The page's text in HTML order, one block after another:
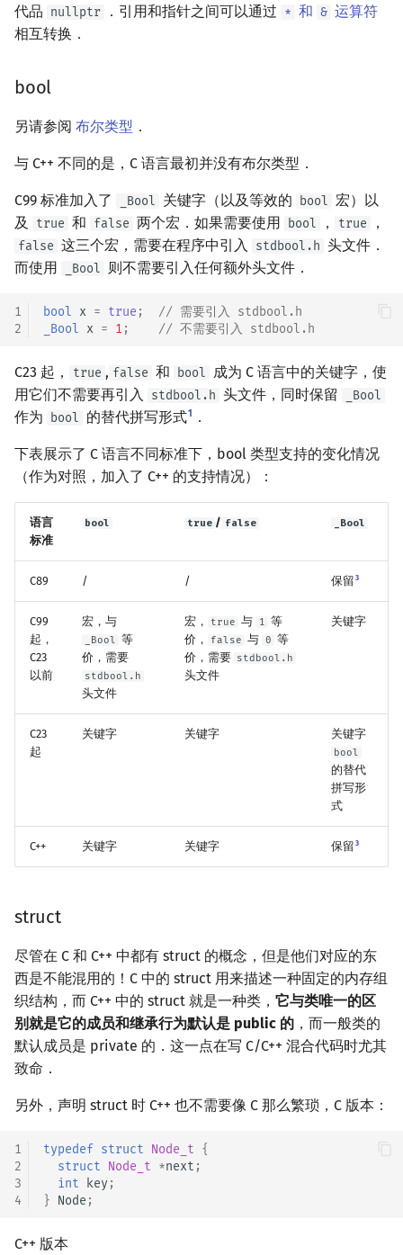
其它 DP 方法
Manacher
最小表示法
Lyndon 分解
Main–Lorentz 算法
同余方程
离散对数
高次剩余 & 单位根
数论分块
莫比乌斯反演
杜教筛
Min_25 筛
洲阁筛
连分数
指数生成函数
抽象代数
数值算法
序理论
杨氏矩阵
Berlekamp–Massey 算法
跳表
K-D Tree
动态树
析合树
手指树
霍夫曼树
2-SAT
二分图
平面图
弦图
网络流
图的匹配
Prüfer 序列
矩阵树定理
LGV 引理
最大团搜索算法
图上随机游走
15-puzzle
空间优化简介
代品 nullptr ．引用和指针之间可以通过 * 和 & 运算符
相互转换．
bool
另请参阅 布尔类型 ．
与 C++ 不同的是，C 语言最初并没有布尔类型．
C99 标准加入了 _Bool 关键字（以及等效的 bool 宏）以
及
true 和 false 两个宏．如果需要使用 bool ， true ，
false 这三个宏，需要在程序中引入 stdbool.h 头文件．
而使用
_Bool 则不需要引入任何额外头文件．
1
2
bool x = true ;
// 需要引入 stdbool.h
_Bool x = 1 ; // 不需要引入 stdbool.h
C23 起， true , false 和 bool 成为 C 语言中的关键字，使
用它们不需要再引入
stdbool.h 头文件，同时保留 _Bool
作为 bool 的替代拼写形式1 ．
下表展示了 C 语言不同标准下，bool 类型支持的变化情况
（作为对照，加入了 C++ 的支持情况）：
语言
标准
bool true / false _Bool
C89 / / 保留 3
C99
起，
C23
以前
宏，与
_Bool 等
价，需要
stdbool.h
头文件
宏， true 与 1 等
价，
false 与 0 等
价，需要 stdbool.h
头文件
关键字
C23
起
关键字 关键字 关键字
bool
的替代
拼写形
式
C++ 关键字 关键字 保留 3
struct
尽管在 C 和 C++ 中都有 struct 的概念，但是他们对应的东
西是不能混用的！C 中的 struct 用来描述一种固定的内存组
织结构，而 C++ 中的 struct 就是一种类， 它与类唯一的区
别就是它的成员和继承行为默认是 public 的 ，而一般类的
默认成员是 private 的．这一点在写 C/C++ 混合代码时尤其
致命．
另外，声明 struct 时 C++ 也不需要像 C 那么繁琐，C 版本：
1
2
3
4
typedef struct Node_t {
struct Node_t *next ;
int
key;
} Node ;
C++ 版本